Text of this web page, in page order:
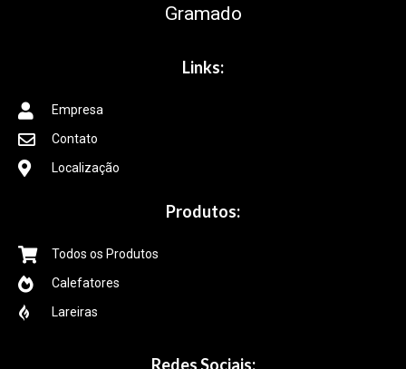
Gramado
Links:
Empresa
Contato
Localização
Produtos:
Todos os Produtos
Calefatores
Lareiras
Redes Sociais: